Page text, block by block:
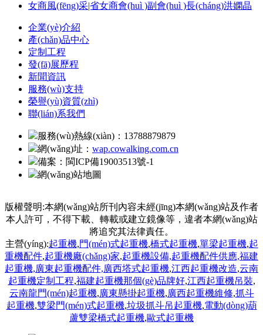
女商風(fēng)采|省女商會(huì )副會(huì )長(cháng)洪嫻晶
企業(yè)介紹
產(chǎn)品中心
定制工程
發(fā)展歷程
新聞資訊
服務(wù)支持
榮譽(yù)資質(zhì)
聯(lián)系我們
服務(wù)熱線(xiàn)：13788879879
網(wǎng)址： wap.cowalking.com.cn
備案： 閩ICP備19003513號-1
網(wǎng)站地圖
版權聲明:本網(wǎng)站所刊內容未經(jīng)本網(wǎng)站及作者
本人許可，不得下載、轉載或建立鏡像等，違者本網(wǎng)站
將追究其法律責任。
主營(yíng):起重機,門(mén)式起重機,橋式起重機,單梁起重機,起
重機配件,起重機廠(chǎng)家,起重機設備,起重機配件供應,福建
起重機,廣東起重機配件,廣西塔式起重機,江西起重機改造,云南
起重機定制工程,福建起重機那個(gè)品牌好,江西起重機吊裝,
云南龍門(mén)起重機,廣東懸掛起重機,廣西起重機維修,抓斗
起重機,雙梁門(mén)式起重機,垃圾抓斗吊起重機,電動(dòng)葫
蘆雙梁橋式起重機,歐式起重機